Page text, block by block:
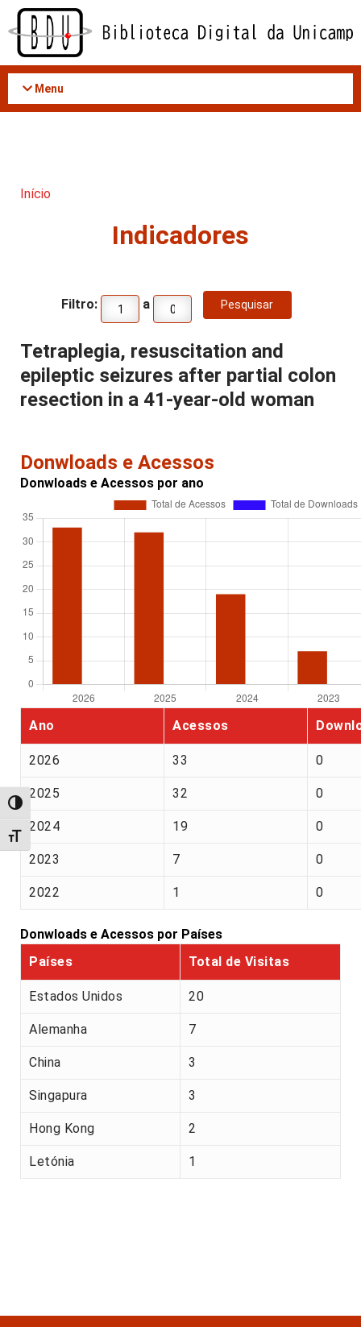
Acessar
conteúdo
Alternar alto contraste
Alternar tamanho da fonte
Menu
Início
Indicadores
Filtro: a
Tetraplegia, resuscitation and
epileptic seizures after partial colon
resection in a 41-year-old woman
Donwloads e Acessos
Donwloads e Acessos por ano
Ano Acessos
2026 33 0
2025 32 0
2024 19 0
2023 7 0
2022 1 0
Donwloads e Acessos por Países
Países
Total de Visitas
Estados Unidos 20
Alemanha 7
China 3
Singapura 3
Hong Kong 2
Letónia 1